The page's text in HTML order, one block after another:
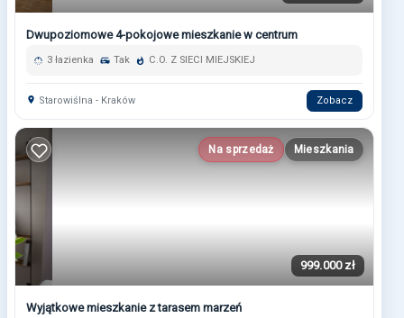
Dwupoziomowe 4-pokojowe mieszkanie w centrum
3 łazienka Tak C.O. Z SIECI MIEJSKIEJ
Starowiślna - Kraków Zobacz
Na sprzedaż Mieszkania
999.000 zł
Wyjątkowe mieszkanie z tarasem marzeń